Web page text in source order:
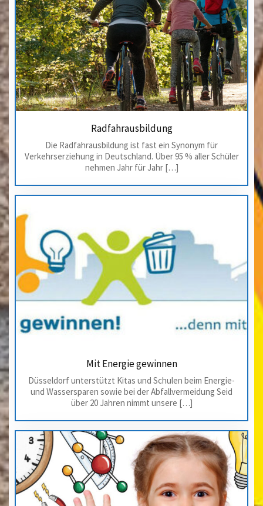
Radfahrausbildung
Die Radfahrausbildung ist fast ein Synonym für
Verkehrserziehung in Deutschland. Über 95 % aller Schüler
nehmen Jahr für Jahr […]
Mit Energie gewinnen
Düsseldorf unterstützt Kitas und Schulen beim Energie-
und Wassersparen sowie bei der Abfallvermeidung Seid
über 20 Jahren nimmt unsere […]